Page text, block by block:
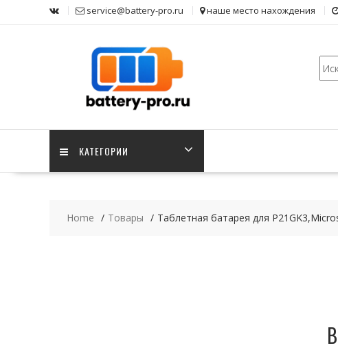
service@battery-pro.ru наше место нахождения
КАТЕГОРИИ
Home Товары Таблетная батарея для